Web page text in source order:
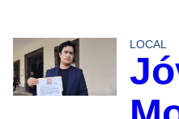
LOCAL